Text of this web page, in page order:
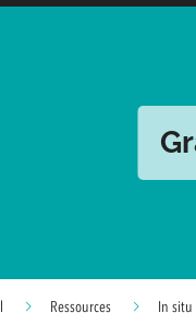
Ressources In